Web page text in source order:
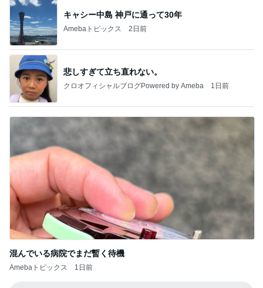
キャシー中島 神戸に通って30年
Amebaトピックス 2日前
悲しすぎて立ち直れない。
クロオフィシャルブログPowered by Ameba 1日前
混んでいる病院でまだ暫く待機
Amebaトピックス 1日前